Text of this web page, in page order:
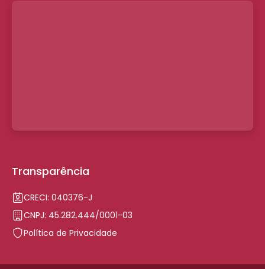
Transparência
CRECI: 040376-J
CNPJ: 45.282.444/0001-03
Política de Privacidade